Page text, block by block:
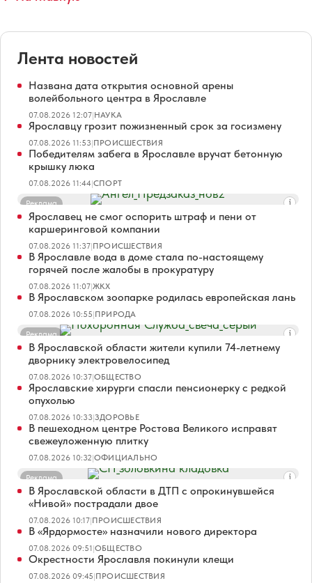
Лента новостей
Названа дата открытия основной арены
волейбольного центра в Ярославле
07.08.2026 12:07|НАУКА
Ярославцу грозит пожизненный срок за госизмену
07.08.2026 11:53|ПРОИСШЕСТВИЯ
Победителям забега в Ярославле вручат бетонную
крышку люка
07.08.2026 11:44|СПОРТ
Реклама
Ярославец не смог оспорить штраф и пени от
каршеринговой компании
07.08.2026 11:37|ПРОИСШЕСТВИЯ
В Ярославле вода в доме стала по-настоящему
горячей после жалобы в прокуратуру
07.08.2026 11:07|ЖКХ
В Ярославском зоопарке родилась европейская лань
07.08.2026 10:55|ПРИРОДА
Реклама
В Ярославской области жители купили 74-летнему
дворнику электровелосипед
07.08.2026 10:37|ОБЩЕСТВО
Ярославские хирурги спасли пенсионерку с редкой
опухолью
07.08.2026 10:33|ЗДОРОВЬЕ
В пешеходном центре Ростова Великого исправят
свежеуложенную плитку
07.08.2026 10:32|ОФИЦИАЛЬНО
Реклама
В Ярославской области в ДТП с опрокинувшейся
«Нивой» пострадали двое
07.08.2026 10:17|ПРОИСШЕСТВИЯ
В «Ярдормосте» назначили нового директора
07.08.2026 09:51|ОБЩЕСТВО
Окрестности Ярославля покинули клещи
07.08.2026 09:45|ПРОИСШЕСТВИЯ